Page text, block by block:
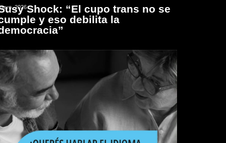
2026Shock: “El cupo trans no se
y eso debilita la